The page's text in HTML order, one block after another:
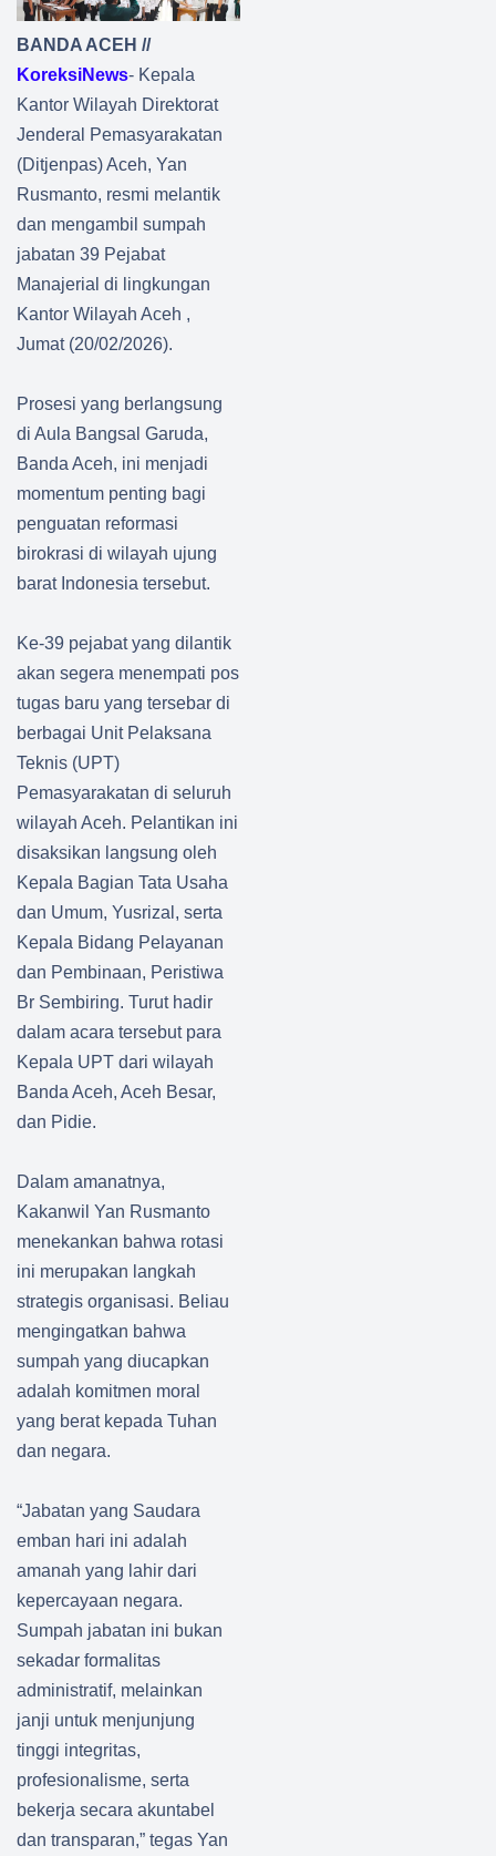
BANDA ACEH //
KoreksiNews- Kepala
Kantor Wilayah Direktorat
Jenderal Pemasyarakatan
(Ditjenpas) Aceh, Yan
Rusmanto, resmi melantik
dan mengambil sumpah
jabatan 39 Pejabat
Manajerial di lingkungan
Kantor Wilayah Aceh ,
Jumat (20/02/2026).
Prosesi yang berlangsung
di Aula Bangsal Garuda,
Banda Aceh, ini menjadi
momentum penting bagi
penguatan reformasi
birokrasi di wilayah ujung
barat Indonesia tersebut.
Ke-39 pejabat yang dilantik
akan segera menempati pos
tugas baru yang tersebar di
berbagai Unit Pelaksana
Teknis (UPT)
Pemasyarakatan di seluruh
wilayah Aceh. Pelantikan ini
disaksikan langsung oleh
Kepala Bagian Tata Usaha
dan Umum, Yusrizal, serta
Kepala Bidang Pelayanan
dan Pembinaan, Peristiwa
Br Sembiring. Turut hadir
dalam acara tersebut para
Kepala UPT dari wilayah
Banda Aceh, Aceh Besar,
dan Pidie.
Dalam amanatnya,
Kakanwil Yan Rusmanto
menekankan bahwa rotasi
ini merupakan langkah
strategis organisasi. Beliau
mengingatkan bahwa
sumpah yang diucapkan
adalah komitmen moral
yang berat kepada Tuhan
dan negara.
“Jabatan yang Saudara
emban hari ini adalah
amanah yang lahir dari
kepercayaan negara.
Sumpah jabatan ini bukan
sekadar formalitas
administratif, melainkan
janji untuk menjunjung
tinggi integritas,
profesionalisme, serta
bekerja secara akuntabel
dan transparan,” tegas Yan